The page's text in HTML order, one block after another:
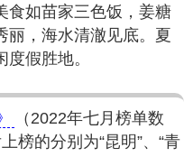
食如苗家三色饭，姜糖
丽，海水清澈见底。夏
假胜地。
（2022年七月榜单数
上榜的分别为“昆明”、“青